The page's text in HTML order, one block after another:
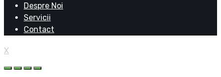
Despre Noi
Servicii
Contact
X